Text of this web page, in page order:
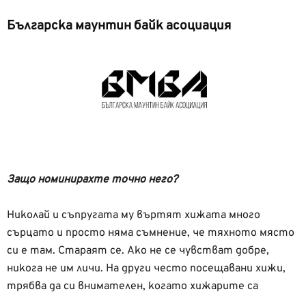
Българска маунтин байк асоциация
Защо номинирахте точно него?
Николай и съпругата му въртят хижата много
сърцато и просто няма съмнение, че тяхното място
си е там. Стараят се. Ако не се чувстват добре,
никога не им личи. На други често посещавани хижи,
трябва да си внимателен, когато хижарите са